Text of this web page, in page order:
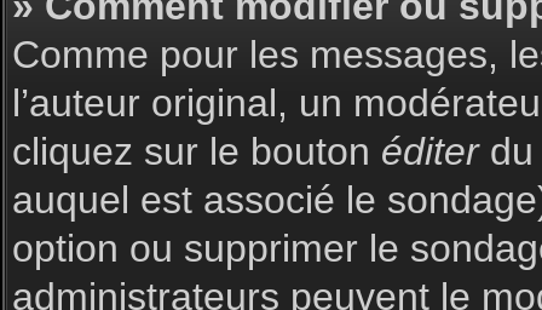
Comme pour les messages,
l’auteur original, un
cliquez sur le bouton éditerdu
auquel est associé le
option ou supprimer le
administrateurs peuvent le